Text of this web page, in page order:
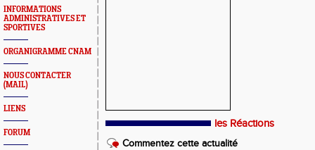
INFORMATIONS
ADMINISTRATIVES ET
SPORTIVES
ORGANIGRAMME CNAM
NOUS CONTACTER
(MAIL)
LIENS
FORUM
les Réactions
Commentez cette actualité